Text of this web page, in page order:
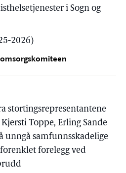
i Sogn og
2026)
omsorgskomiteen
stortingsrepresentantene
Toppe, Erling Sande
unngå samfunnsskadelige
forelegg ved